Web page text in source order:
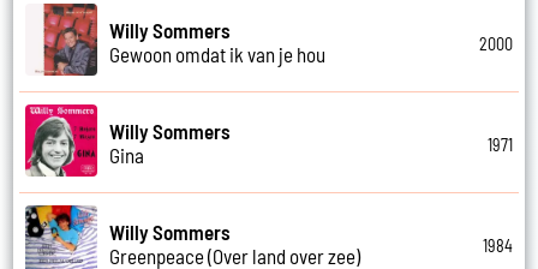
Willy Sommers
Gewoon omdat ik van je hou
2000
Willy Sommers
Gina
1971
Willy Sommers
Greenpeace (Over land over zee)
1984